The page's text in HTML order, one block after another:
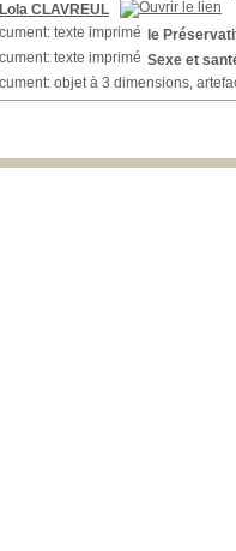
Lola CLAVREUL
le
Sexe et